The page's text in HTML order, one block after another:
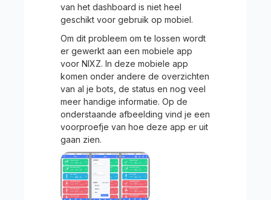
van het dashboard is niet heel
geschikt voor gebruik op mobiel.
Om dit probleem om te lossen wordt
er gewerkt aan een mobiele app
voor NIXZ. In deze mobiele app
komen onder andere de overzichten
van al je bots, de status en nog veel
meer handige informatie. Op de
onderstaande afbeelding vind je een
voorproefje van hoe deze app er uit
gaan zien.